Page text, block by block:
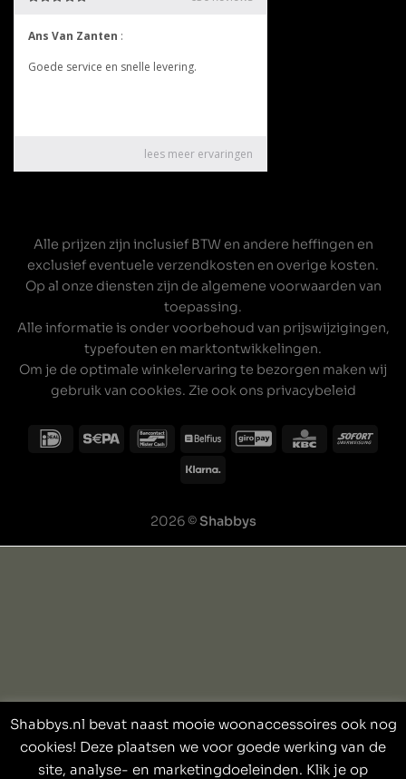
Alle prijzen zijn inclusief BTW en andere heffingen en
exclusief eventuele verzendkosten en overige kosten.
Op al onze diensten zijn de algemene voorwaarden van
toepassing.
Alle informatie is onder voorbehoud van prijswijzigingen,
typefouten en marktontwikkelingen.
Om je de optimale winkelervaring te bezorgen maken wij
gebruik van cookies. Zie ook ons privacybeleid
2026 ©Shabbys
Shabbys.nl bevat naast mooie woonaccessoires ook nog
cookies! Deze plaatsen we voor goede werking van de
site, analyse- en marketingdoeleinden. Klik je op